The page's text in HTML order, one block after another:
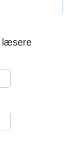
læsere